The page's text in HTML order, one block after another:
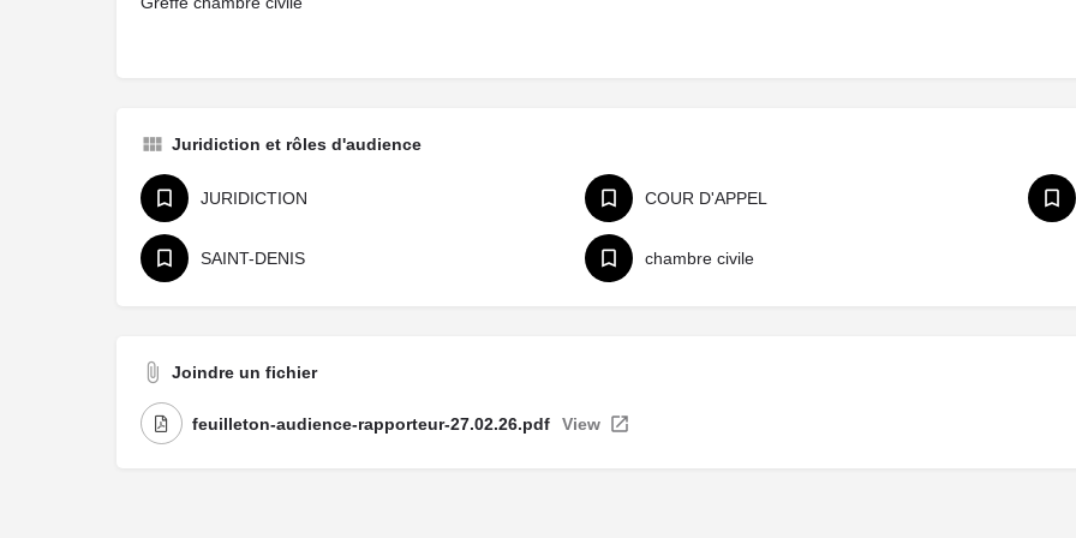
Juridiction et rôles d'audience
JURIDICTION COUR D'APPEL
SAINT-DENIS chambre civile
Joindre un fichier
feuilleton-audience-rapporteur-27.02.26.pdf View